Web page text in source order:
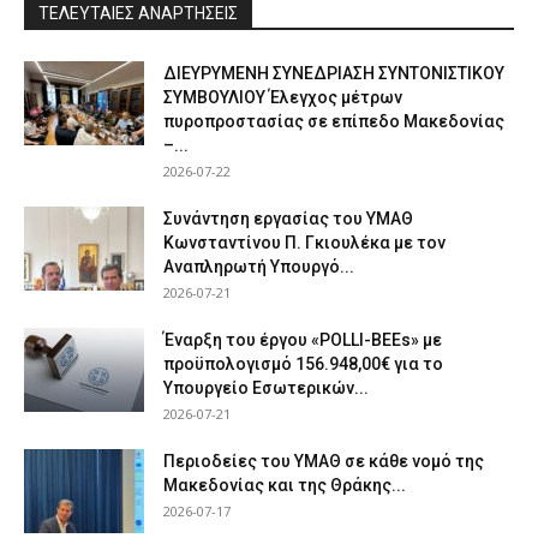
ΤΕΛΕΥΤΑΙΕΣ ΑΝΑΡΤΗΣΕΙΣ
ΔΙΕΥΡΥΜΕΝΗ ΣΥΝΕΔΡΙΑΣΗ ΣΥΝΤΟΝΙΣΤΙΚΟΥ
ΣΥΜΒΟΥΛΙΟΥ Έλεγχος μέτρων
πυροπροστασίας σε επίπεδο Μακεδονίας
–...
2026-07-22
Συνάντηση εργασίας του ΥΜΑΘ
Κωνσταντίνου Π. Γκιουλέκα με τον
Αναπληρωτή Υπουργό...
2026-07-21
Έναρξη του έργου «POLLI-BEEs» με
προϋπολογισμό 156.948,00€ για το
Υπουργείο Εσωτερικών...
2026-07-21
Περιοδείες του ΥΜΑΘ σε κάθε νομό της
Μακεδονίας και της Θράκης...
2026-07-17